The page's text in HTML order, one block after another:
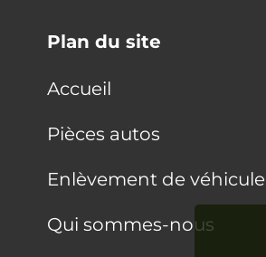
Plan du site
Accueil
Pièces autos
Enlèvement de véhicule
Qui sommes-nous